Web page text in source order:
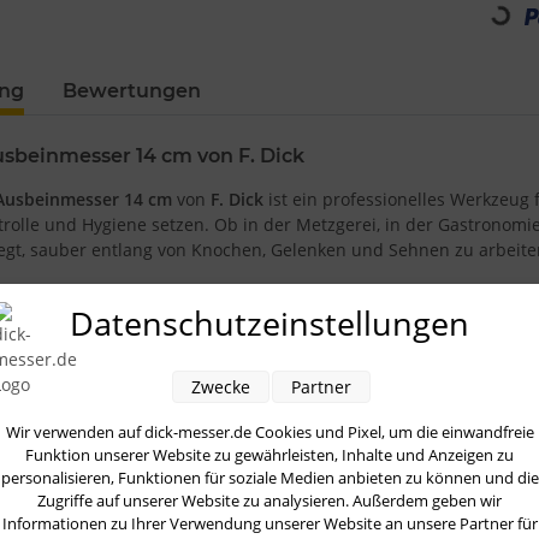
Loading...
Bewertungen
14 cm von F. Dick
14 cm von F. Dick ist ein professionelles
und Hygiene setzen. Ob in der Metzgerei, in der
sauber entlang von Knochen, Gelenken und Sehnen zu
, die sich durch ihre Form
bietet einen ausgewogenen Mix aus Wendigkeit und
rund um Gelenke kontrolliert zu schneiden. Die fein
und Sehnen.
Merkmal der Serie ist der
. Er liegt sicher in der
zerlegt oder portioniert wird. Die ergonomische Form
Vorteil, wenn präzise Schnitte gefragt sind. Gleichzeitig sorgt
feucht oder hektisch wird.
Datenschutzeinstellungen
Wir verwenden auf dick-messer.de Cookies und Pixel, um die einwandfreie
Funktion unserer Website zu gewährleisten, Inhalte und Anzeigen zu
personalisieren, Funktionen für soziale Medien anbieten zu können und die
Zugriffe auf unserer Website zu analysieren. Außerdem geben wir
Informationen zu Ihrer Verwendung unserer Website an unsere Partner für
Zwecke Partner